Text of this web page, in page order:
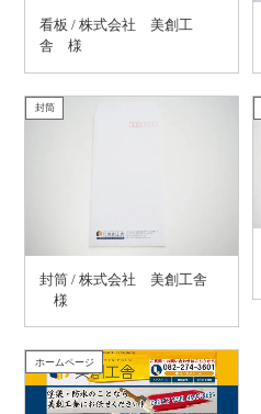
看板 / 株式会社 美創工
舎 様
封筒
封筒 / 株式会社 美創工舎
様
ホームページ